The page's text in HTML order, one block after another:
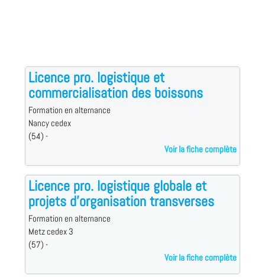
Licence pro. logistique et
commercialisation des boissons
Formation en alternance
Nancy cedex
(54) -
Voir la fiche complète
Licence pro. logistique globale et
projets d'organisation transverses
Formation en alternance
Metz cedex 3
(57) -
Voir la fiche complète